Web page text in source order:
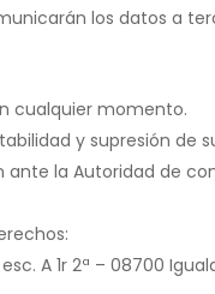
los datos a
cualquier momento.
y supresión de
la Autoridad de
esc. A 1r 2ª – 08700